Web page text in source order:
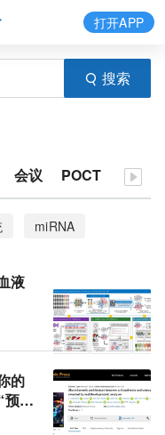
搜索
打开APP
会议 POCT
miRNA
患病率
靶向性疗法
疾病风险
风险
代谢产物
液
的
告